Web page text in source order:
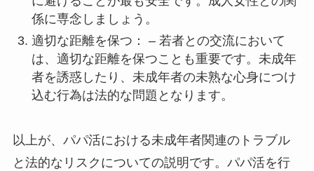
係に専念しましょう。
適切な距離を保つ： – 若者との交流において
は、適切な距離を保つことも重要です。未成年
者を誘惑したり、未成年者の未熟な心身につけ
込む行為は法的な問題となります。
以上が、パパ活における未成年者関連のトラブル
と法的なリスクについての説明です。パパ活を行